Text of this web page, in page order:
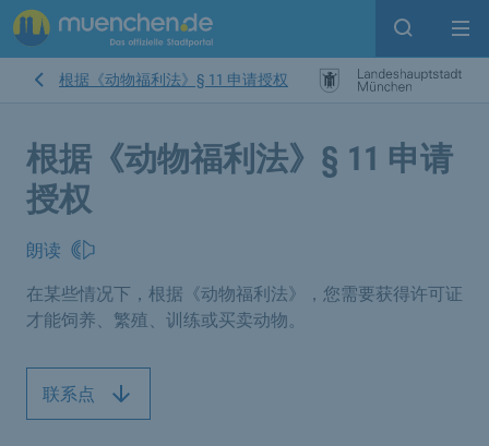
Open
根据《动物福利法》§ 11 申请授权
根据《动物福利法》§ 11 申请
授权
朗读
在某些情况下，根据《动物福利法》，您需要获得许可证
才能饲养、繁殖、训练或买卖动物。
联系点